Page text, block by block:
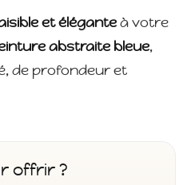
et éléganteà votre
abstraite bleue,
de profondeur et
offrir ?